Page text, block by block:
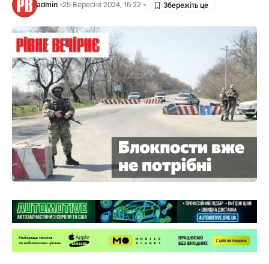
admin 25 Вересня 2024, 16:22